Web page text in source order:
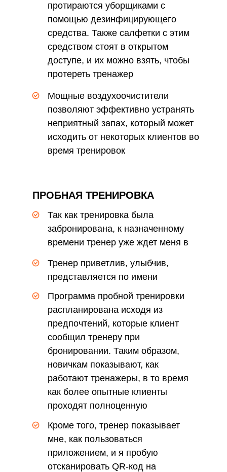
протираются уборщиками с
помощью дезинфицирующего
средства. Также салфетки с этим
средством стоят в открытом
доступе, и их можно взять, чтобы
протереть тренажер
Мощные воздухоочистители
позволяют эффективно устранять
неприятный запах, который может
исходить от некоторых клиентов во
время тренировок
ПРОБНАЯ ТРЕНИРОВКА
Так как тренировка была
забронирована, к назначенному
времени тренер уже ждет меня в
Тренер приветлив, улыбчив,
представляется по имени
Программа пробной тренировки
распланирована исходя из
предпочтений, которые клиент
сообщил тренеру при
бронировании. Таким образом,
новичкам показывают, как
работают тренажеры, в то время
как более опытные клиенты
проходят полноценную
Кроме того, тренер показывает
мне, как пользоваться
приложением, и я пробую
отсканировать QR-код на